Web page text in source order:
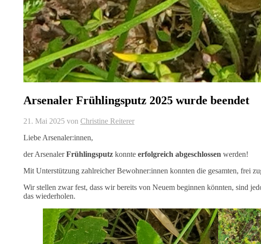
Arsenaler Frühlingsputz 2025 wurde beendet
21. Mai 2025 von Christine Reiterer
Liebe Arsenaler:innen,
der ArsenalerFrühlingsputz konnte erfolgreich abgeschlossen werden!
Mit Unterstützung zahlreicher Bewohner:innen konnten die gesamten, frei
Wir stellen zwar fest, dass wir bereits von Neuem beginnen könnten, sind
das wiederholen.